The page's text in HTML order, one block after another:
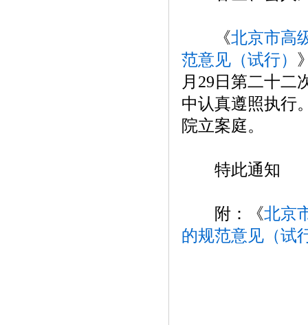
《北京市高
范意见（试行）
月29日第二十二
中认真遵照执行
院立案庭。
特此通知
附：《北京
的规范意见（试